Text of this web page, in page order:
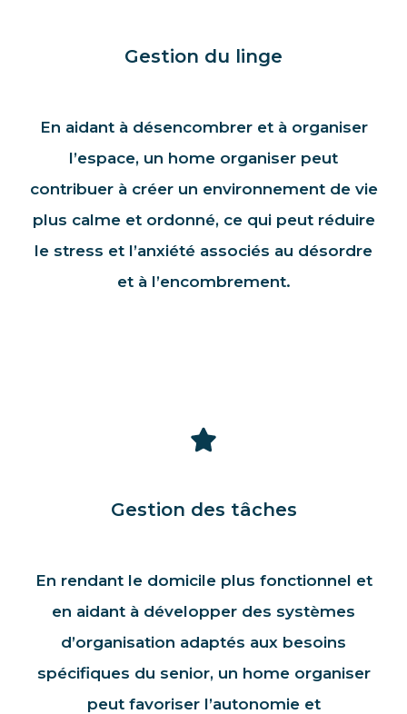
Gestion du linge
En aidant à désencombrer et à organiser
l’espace, un home organiser peut
contribuer à créer un environnement de vie
plus calme et ordonné, ce qui peut réduire
le stress et l’anxiété associés au désordre
et à l’encombrement.
Gestion des tâches
En rendant le domicile plus fonctionnel et
en aidant à développer des systèmes
d’organisation adaptés aux besoins
spécifiques du senior, un home organiser
peut favoriser l’autonomie et